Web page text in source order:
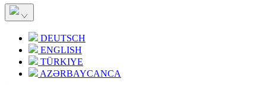
DEUTSCH
ENGLISH
TÜRKIYE
AZƏRBAYCANCA